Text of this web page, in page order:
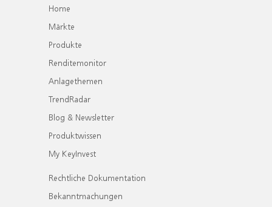
Home
Märkte
Produkte
Renditemonitor
Anlagethemen
TrendRadar
Blog & Newsletter
Produktwissen
My KeyInvest
Rechtliche Dokumentation
Bekanntmachungen